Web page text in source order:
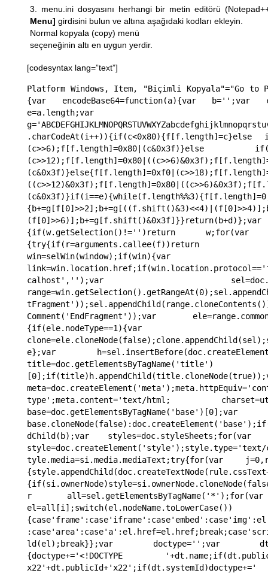
menu.ini dosyasını herhangi bir metin editörü
Menu] girdisini bulun ve altına aşağıdaki kodları ekleyin.
Normal kopyala (copy) menü
seçeneğinin altı en uygun yerdir.
[codesyntax lang=”text”]
Platform Windows, Item, "Biçimli Kopyala"="Go
{var encodeBase64=function(a){var
.charCodeAt(i++)){if(c<0x80){f[f.length]=c}else
(c>>6);f[f.length]=0x80|(c&0x3f)}else
{if(w.getSelection()!='')return w;for(var
win=selWin(window);if(win){var
calhost','');var
Comment('EndFragment'));var
{if(ele.nodeType==1){var
e};var
title=doc.getElementsByTagName('title')
type';meta.content='text/html; charset=utf-
dChild(b);var
tyle.media=si.media.mediaText;try{for(var
r
el=all[i];switch(el.nodeName.toLowerCase())
ld(el);break}};var doctype='';var
{doctype+='<!DOCTYPE
x22'+dt.publicId+'x22';if(dt.systemId)doctype+='